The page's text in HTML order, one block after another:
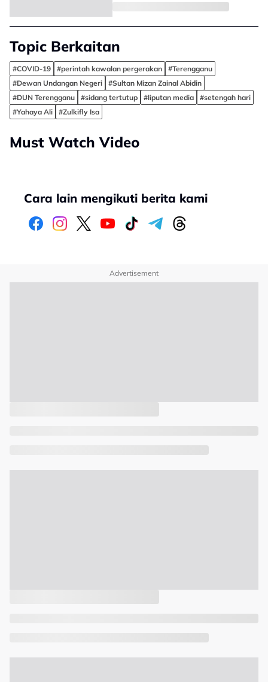
Topic Berkaitan
#COVID-19 #perintah kawalan pergerakan
#Terengganu
#Dewan Undangan Negeri
#Sultan Mizan Zainal Abidin
#DUN Terengganu
#sidang tertutup #liputan media
#setengah hari
#Yahaya Ali
#Zulkifly Isa
Must Watch Video
Cara lain mengikuti berita kami
Advertisement